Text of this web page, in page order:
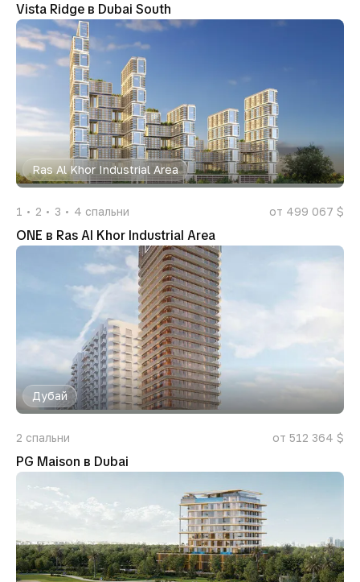
Vista Ridge в Dubai South
Ras Al Khor Industrial Area
1 2 3 4 спальни от 499 067 $
ONE в Ras Al Khor Industrial Area
Дубай
2 спальни от 512 364 $
PG Maison в Dubai